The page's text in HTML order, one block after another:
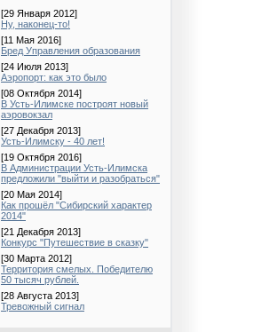
[29 Января 2012]
Ну, наконец-то!
[11 Мая 2016]
Бред Управления образования
[24 Июля 2013]
Аэропорт: как это было
[08 Октября 2014]
В Усть-Илимске построят новый
аэровокзал
[27 Декабря 2013]
Усть-Илимску - 40 лет!
[19 Октября 2016]
В Администрации Усть-Илимска
предложили "выйти и разобраться"
[20 Мая 2014]
Как прошёл "Сибирский характер
2014"
[21 Декабря 2013]
Конкурс "Путешествие в сказку"
[30 Марта 2012]
Территория смелых. Победителю
50 тысяч рублей.
[28 Августа 2013]
Тревожный сигнал